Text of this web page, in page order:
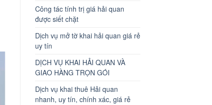
Công tác tính trị giá hải quan
được siết chặt
Dịch vụ mở tờ khai hải quan giá rẻ
uy tín
DỊCH VỤ KHAI HẢI QUAN VÀ
GIAO HÀNG TRỌN GÓI
Dịch vụ khai thuê Hải quan
nhanh, uy tín, chính xác, giá rẻ